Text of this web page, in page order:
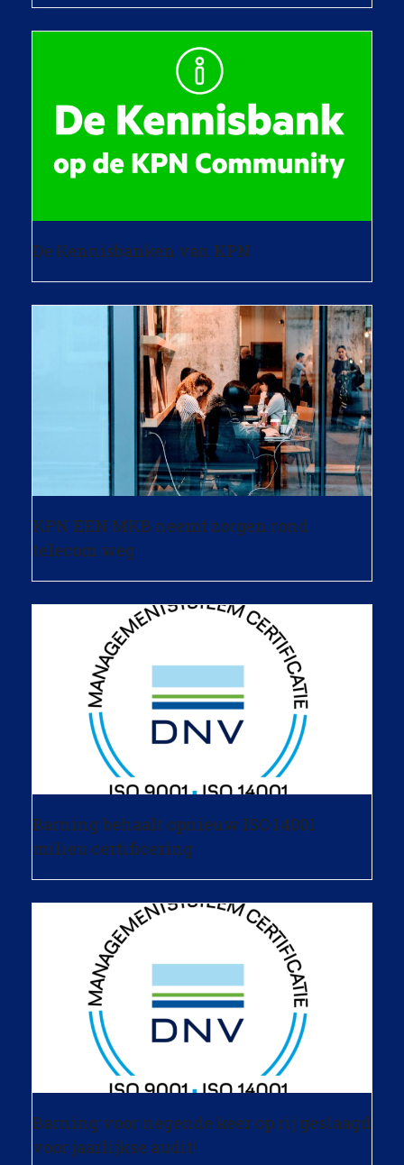
De Kennisbanken van KPN
KPN EEN MKB neemt zorgen rond
telecom weg
Barning behaalt opnieuw ISO 14001
milieu certificering
Barning voor negende keer op rij geslaagd
voor jaarlijkse audit!